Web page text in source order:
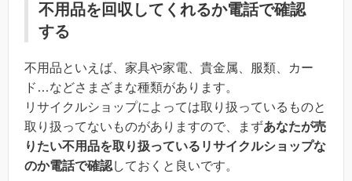
不用品を回収してくれるか電話で確認
する
不用品といえば、家具や家電、貴金属、服類、カー
ド…などさまざまな種類があります。
リサイクルショップによっては取り扱っているものと
取り扱ってないものがありますので、まずあなたが売
りたい不用品を取り扱っているリサイクルショップな
のか電話で確認しておくと良いです。